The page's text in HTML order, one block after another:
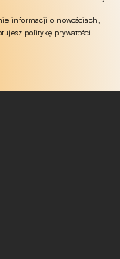
informacji o nowościach,
politykę prywatości